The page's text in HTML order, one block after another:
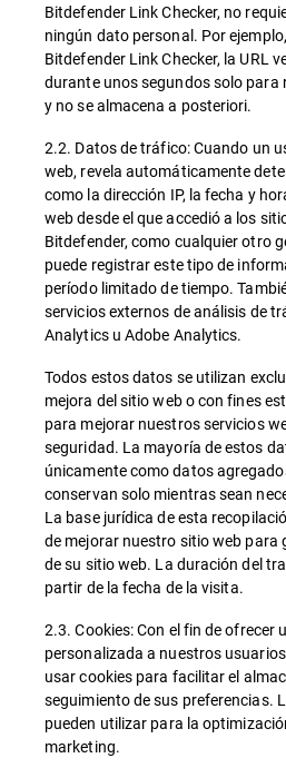
Bitdefender Link Checker, no
ningún dato personal. Por
Bitdefender Link Checker, la URL
durante unos segundos solo para
y no se almacena a posteriori.
2.2. Datos de tráfico: Cuando un
web, revela automáticamente
como la dirección IP, la fecha y
web desde el que accedió a los
Bitdefender, como cualquier otro
puede registrar este tipo de
período limitado de tiempo.
servicios externos de análisis de
Analytics u Adobe Analytics.
Todos estos datos se utilizan
mejora del sitio web o con fines
para mejorar nuestros servicios
seguridad. La mayoría de estos
únicamente como datos
conservan solo mientras sean
La base jurídica de esta
de mejorar nuestro sitio web para
de su sitio web. La duración del
partir de la fecha de la visita.
2.3. Cookies: Con el fin de ofrecer
personalizada a nuestros
usar cookies para facilitar el
seguimiento de sus preferencias.
pueden utilizar para la
marketing.